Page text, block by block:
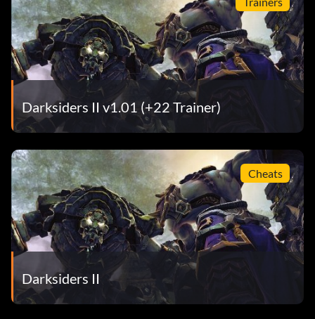
Darksiders II v1.01 (+22 Trainer)
Cheats
Darksiders II